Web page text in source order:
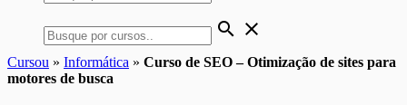
search close
Cursou » Informática » Curso de SEO – Otimização de sites para
motores de busca